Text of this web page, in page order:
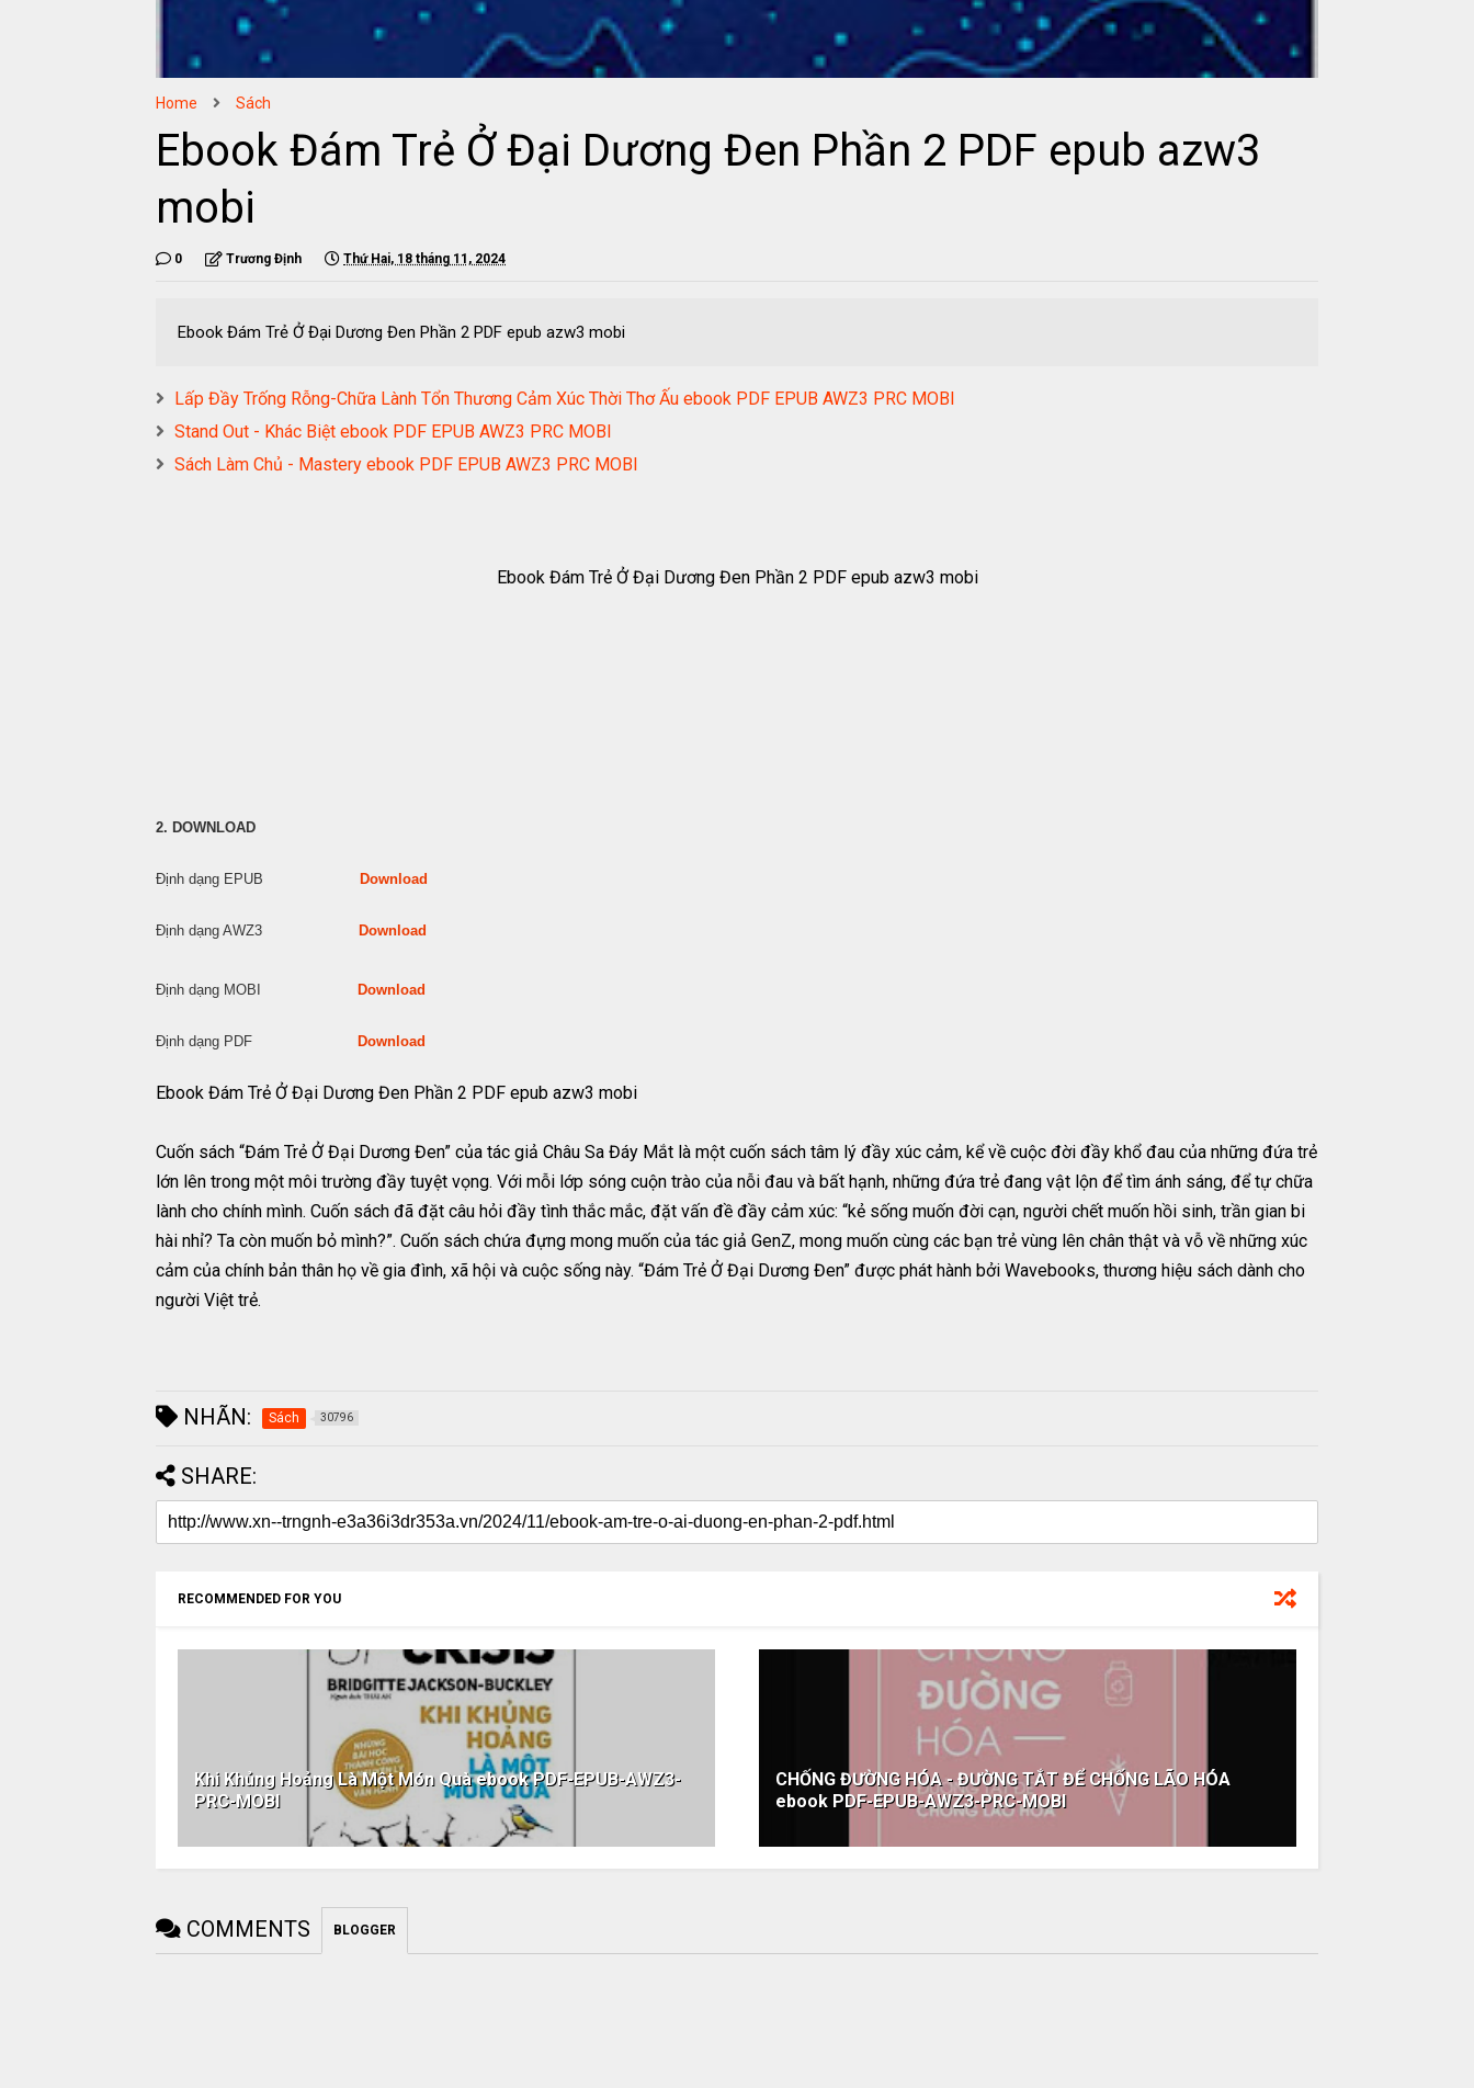
Home Sách
Ebook Đám Trẻ Ở Đại Dương Đen Phần 2 PDF epub azw3
mobi
0 Trương Định Thứ Hai, 18 tháng 11, 2024
Ebook Đám Trẻ Ở Đại Dương Đen Phần 2 PDF epub azw3 mobi
Lấp Đầy Trống Rỗng-Chữa Lành Tổn Thương Cảm Xúc Thời Thơ Ấu ebook PDF EPUB AWZ3 PRC MOBI
Stand Out - Khác Biệt ebook PDF EPUB AWZ3 PRC MOBI
Sách Làm Chủ - Mastery ebook PDF EPUB AWZ3 PRC MOBI
Ebook Đám Trẻ Ở Đại Dương Đen Phần 2 PDF epub azw3 mobi
2. DOWNLOAD
Định dạng EPUB Download
Định dạng AWZ3 Download
Định dạng MOBI Download
Định dạng PDF Download
Ebook Đám Trẻ Ở Đại Dương Đen Phần 2 PDF epub azw3 mobi
Cuốn sách “Đám Trẻ Ở Đại Dương Đen” của tác giả Châu Sa Đáy Mắt là một cuốn sách tâm lý đầy xúc cảm, kể về cuộc đời đầy khổ đau của những đứa trẻ
lớn lên trong một môi trường đầy tuyệt vọng. Với mỗi lớp sóng cuộn trào của nỗi đau và bất hạnh, những đứa trẻ đang vật lộn để tìm ánh sáng, để tự chữa
lành cho chính mình. Cuốn sách đã đặt câu hỏi đầy tình thắc mắc, đặt vấn đề đầy cảm xúc: “kẻ sống muốn đời cạn, người chết muốn hồi sinh, trần gian bi
hài nhỉ? Ta còn muốn bỏ mình?”. Cuốn sách chứa đựng mong muốn của tác giả GenZ, mong muốn cùng các bạn trẻ vùng lên chân thật và vỗ về những xúc
cảm của chính bản thân họ về gia đình, xã hội và cuộc sống này. “Đám Trẻ Ở Đại Dương Đen” được phát hành bởi Wavebooks, thương hiệu sách dành cho
người Việt trẻ.
NHÃN: Sách 30796
SHARE:
RECOMMENDED FOR YOU
Khi Khủng Hoảng Là Một Món Quà ebook PDF-EPUB-AWZ3-
PRC-MOBI
CHỐNG ĐƯỜNG HÓA - ĐƯỜNG TẮT ĐỂ CHỐNG LÃO HÓA
ebook PDF-EPUB-AWZ3-PRC-MOBI
COMMENTS BLOGGER